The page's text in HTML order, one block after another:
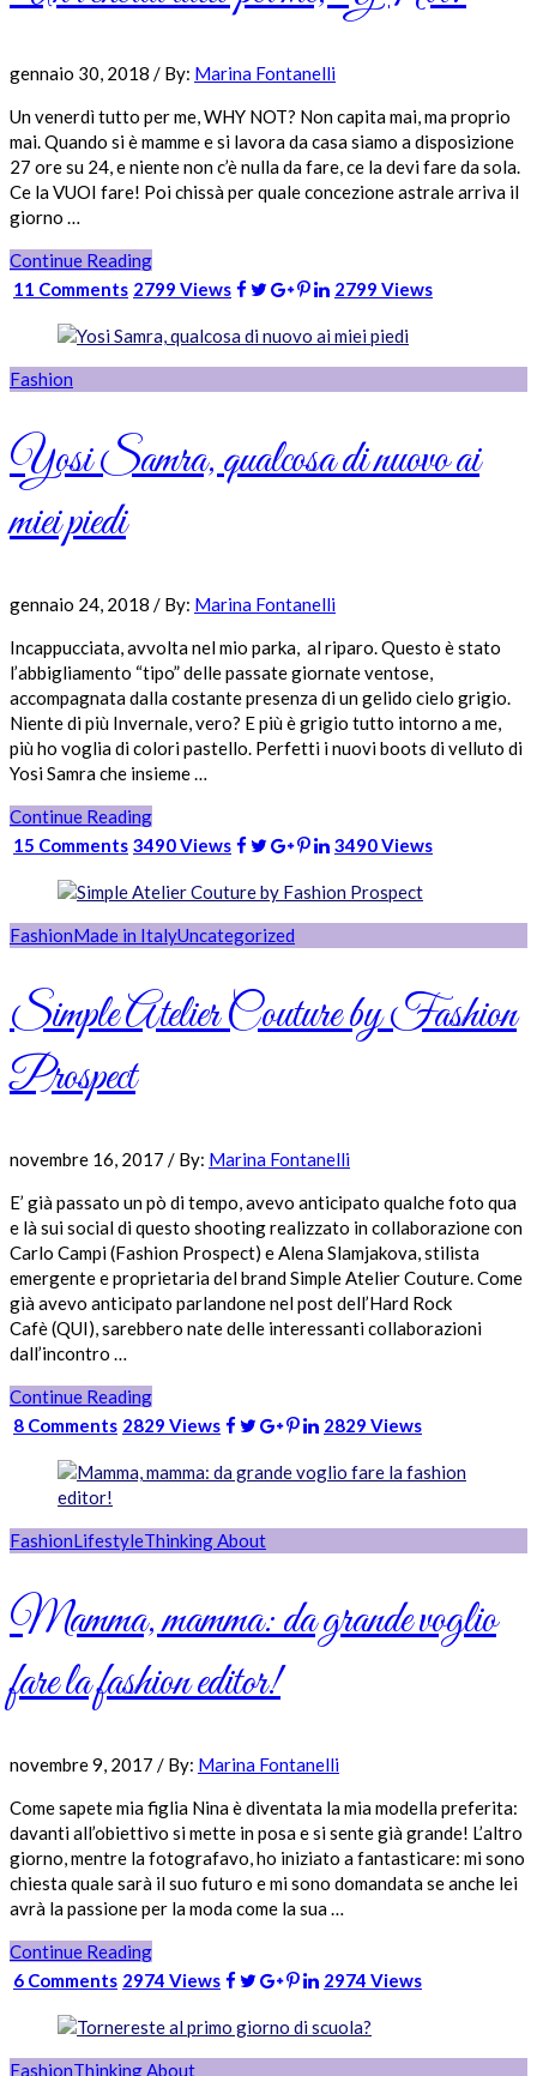
gennaio 30, 2018 / By: Marina Fontanelli
Un venerdì tutto per me, WHY NOT? Non capita mai, ma proprio
mai. Quando si è mamme e si lavora da casa siamo a disposizione
27 ore su 24, e niente non c’è nulla da fare, ce la devi fare da sola.
Ce la VUOI fare! Poi chissà per quale concezione astrale arriva il
giorno …
Continue Reading
11 Comments 2799 Views 2799 Views
Fashion
Yosi Samra, qualcosa di nuovo ai
miei piedi
gennaio 24, 2018 / By: Marina Fontanelli
Incappucciata, avvolta nel mio parka, al riparo. Questo è stato
l’abbigliamento “tipo” delle passate giornate ventose,
accompagnata dalla costante presenza di un gelido cielo grigio.
Niente di più Invernale, vero? E più è grigio tutto intorno a me,
più ho voglia di colori pastello. Perfetti i nuovi boots di velluto di
Yosi Samra che insieme …
Continue Reading
15 Comments 3490 Views 3490 Views
FashionMade in ItalyUncategorized
Simple Atelier Couture by Fashion
Prospect
novembre 16, 2017 / By: Marina Fontanelli
E’ già passato un pò di tempo, avevo anticipato qualche foto qua
e là sui social di questo shooting realizzato in collaborazione con
Carlo Campi (Fashion Prospect) e Alena Slamjakova, stilista
emergente e proprietaria del brand Simple Atelier Couture. Come
già avevo anticipato parlandone nel post dell’Hard Rock
Cafè (QUI), sarebbero nate delle interessanti collaborazioni
dall’incontro …
Continue Reading
8 Comments 2829 Views 2829 Views
FashionLifestyleThinking About
Mamma, mamma: da grande voglio
fare la fashion editor!
novembre 9, 2017 / By: Marina Fontanelli
Come sapete mia figlia Nina è diventata la mia modella preferita:
davanti all’obiettivo si mette in posa e si sente già grande! L’altro
giorno, mentre la fotografavo, ho iniziato a fantasticare: mi sono
chiesta quale sarà il suo futuro e mi sono domandata se anche lei
avrà la passione per la moda come la sua …
Continue Reading
6 Comments 2974 Views 2974 Views
FashionThinking About